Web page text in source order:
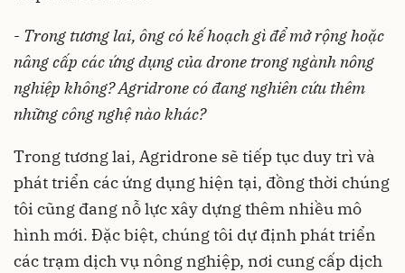
- Trong tương lai, ông có kế hoạch gì để mở rộng hoặc
nâng cấp các ứng dụng của drone trong ngành nông
nghiệp không? Agridrone có đang nghiên cứu thêm
những công nghệ nào khác?
Trong tương lai, Agridrone sẽ tiếp tục duy trì và
phát triển các ứng dụng hiện tại, đồng thời chúng
tôi cũng đang nỗ lực xây dựng thêm nhiều mô
hình mới. Đặc biệt, chúng tôi dự định phát triển
các trạm dịch vụ nông nghiệp, nơi cung cấp dịch